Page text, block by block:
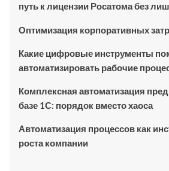
путь к лицензии Росатома без
Оптимизация корпоративных
Какие цифровые инструменты
автоматизировать рабочие
Комплексная автоматизация
базе 1С: порядок вместо хаоса
Автоматизация процессов как
роста компании